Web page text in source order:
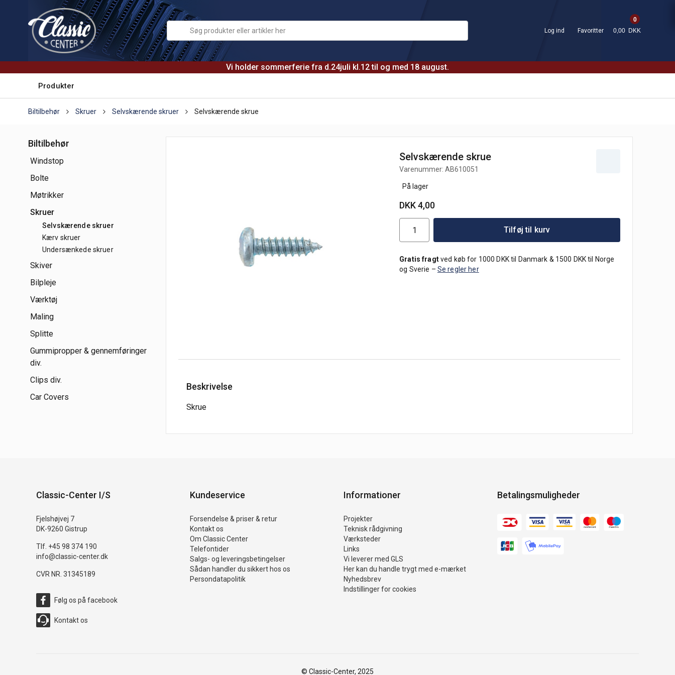
Vi holder sommerferie fra d.24juli kl.12 til og med 18 august.
Log ind Favoritter
0
0,00 DKK
Produkter
Biltilbehør Skruer Selvskærende skruer Selvskærende skrue
Biltilbehør
Windstop
Bolte
Møtrikker
Skruer
Selvskærende skruer
Kærv skruer
Undersænkede skruer
Skiver
Bilpleje
Værktøj
Maling
Splitte
Gummipropper & gennemføringer
div.
Clips div.
Car Covers
Selvskærende skrue
Varenummer:AB610051
På lager
DKK 4,00
Tilføj til kurv
Gratis fragtved køb for 1000 DKK til Danmark & 1500 DKK til Norge
og Sverie – Se regler her
Beskrivelse
Skrue
Classic-Center I/S
Fjelshøjvej 7
DK-9260 Gistrup
Tlf. +45 98 374 190
info@classic-center.dk
CVR NR. 31345189
Følg os på facebook
Kontakt os
Kundeservice
Forsendelse & priser & retur
Kontakt os
Om Classic Center
Telefontider
Salgs- og leveringsbetingelser
Sådan handler du sikkert hos os
Persondatapolitik
Informationer
Projekter
Teknisk rådgivning
Værksteder
Links
Vi leverer med GLS
Her kan du handle trygt med e-mærket
Nyhedsbrev
Indstillinger for cookies
Betalingsmuligheder
© Classic-Center, 2025